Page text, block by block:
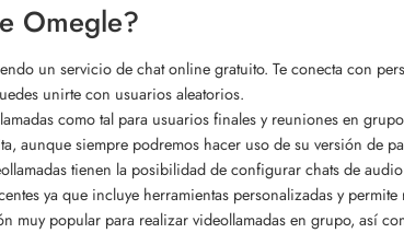
Omegle?
un servicio de chat online gratuito. Te conecta con
unirte con usuarios aleatorios.
como tal para usuarios finales y reuniones en
aunque siempre podremos hacer uso de su versión de
tienen la posibilidad de configurar chats de
ya que incluye herramientas personalizadas y permite
muy popular para realizar videollamadas en grupo, así